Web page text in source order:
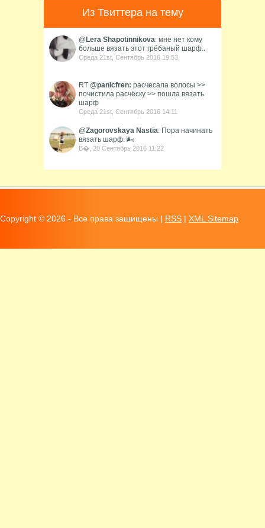
Из Твиттера на тему
@ Lera Shapotinnikova: мне нет кому
больше вязать этот грёбаный шарф..
Среда 21st, Сентябрь 2016 19:53
RT @panicfren: расчесала волосы >>
почистила расчёску >> пошла вязать
шарф
Среда 21st, Сентябрь 2016 14:11
@Zagorovskaya Nastia: Пора начинать
вязать шарф. 🌬
В�, 20 Сентябрь 2016 11:22
Copyright © 2026 - Все права защищены | RSS | XML Sitemap